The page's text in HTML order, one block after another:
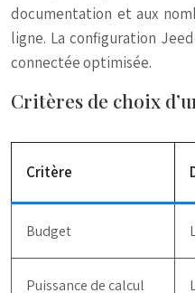
documentation et aux
ligne. La configuration
connectée optimisée.
Critères de choix
Critère
Budget
Puissance de calcul